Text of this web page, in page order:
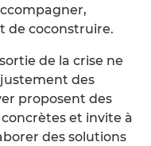
de coconstruire.
de la crise ne
des
proposent des
et invite à
des solutions